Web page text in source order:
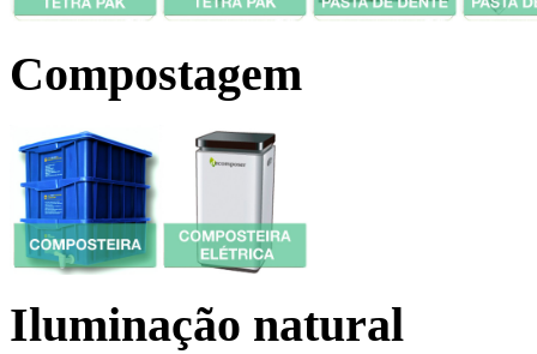
Compostagem
Iluminação natural